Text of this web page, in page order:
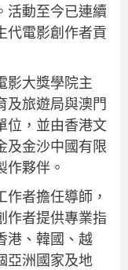
活動至今已連續
代電影創作者貢
影大獎學院主
及旅遊局與澳門
位，並由香港文
及金沙中國有限
作夥伴。
者擔任導師，
作者提供專業指
港、韓國、越
亞洲國家及地